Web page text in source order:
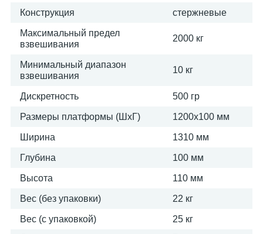
Конструкция стержневые
Максимальный предел
взвешивания
2000 кг
Минимальный диапазон
взвешивания
10 кг
Дискретность 500 гр
Размеры платформы (ШxГ) 1200х100 мм
Ширина 1310 мм
Глубина 100 мм
Высота 110 мм
Вес (без упаковки) 22 кг
Вес (с упаковкой) 25 кг